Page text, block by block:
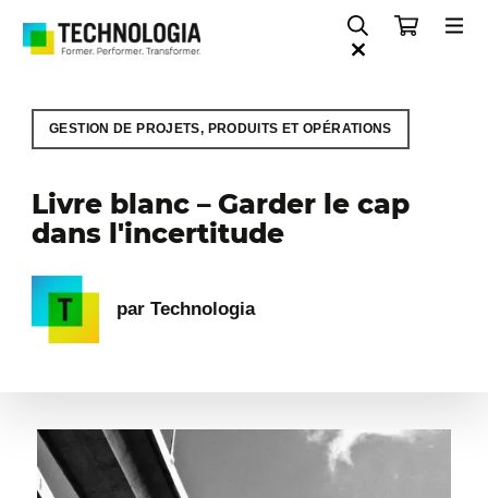
GESTION DE PROJETS, PRODUITS ET OPÉRATIONS
Livre blanc – Garder le cap
dans l'incertitude
par Technologia